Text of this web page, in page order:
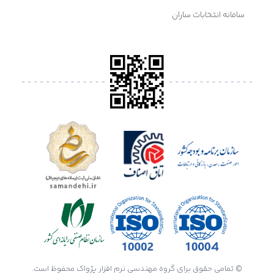
سامانه انتخابات ساران
© تمامی حقوق برای گروه مهندسی نرم افزار پژواک محفوظ است.